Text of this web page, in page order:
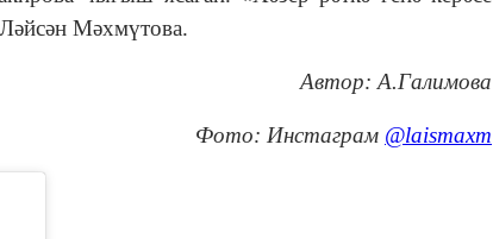
Мәхмүтова.
Автор: А.Галимова
Фото: Инстаграм @laismaxm